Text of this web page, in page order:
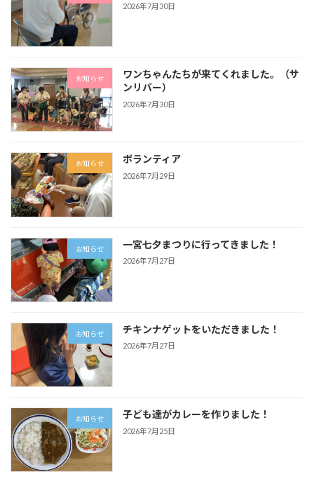
2026年7月30日
お知らせ
ワンちゃんたちが来てくれました。（サ
ンリバー）
2026年7月30日
お知らせ ボランティア
2026年7月29日
お知らせ 一宮七夕まつりに行ってきました！
2026年7月27日
お知らせ チキンナゲットをいただきました！
2026年7月27日
お知らせ 子ども達がカレーを作りました！
2026年7月25日